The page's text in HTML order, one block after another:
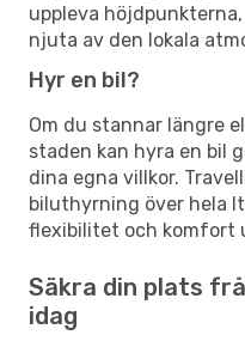
uppleva
njuta av den lokala
Hyr en bil?
Om du stannar längre
staden kan hyra en bil
dina egna villkor.
biluthyrning över hela
flexibilitet och komfort
Säkra din plats
idag